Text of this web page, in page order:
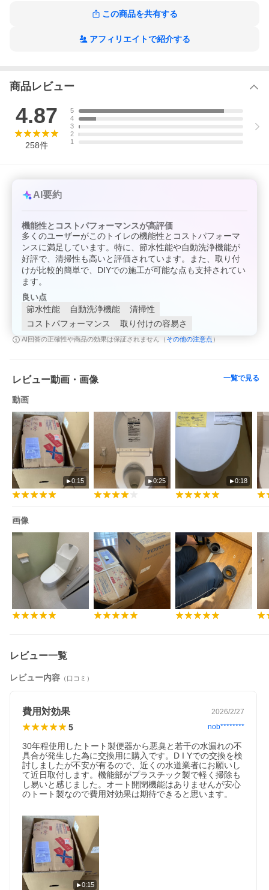
この商品を共有する
アフィリエイトで紹介する
商品レビュー
4.87
258件
5
4
3
2
1
AI要約
機能性とコストパフォーマンスが高評価
多くのユーザーがこのトイレの機能性とコストパフォーマ
ンスに満足しています。特に、節水性能や自動洗浄機能が
好評で、清掃性も高いと評価されています。また、取り付
けが比較的簡単で、DIYでの施工が可能な点も支持されてい
ます。
良い点
節水性能
自動洗浄機能
清掃性
コストパフォーマンス
取り付けの容易さ
AI回答の正確性や商品の効果は保証されません（ その他の注意点 ）
レビュー動画・画像 一覧で見る
動画
0:15 0:25 0:18
画像
レビュー一覧
レビュー内容 （口コミ）
費用対効果 2026/2/27
5 nob********
30年程使用したトート製便器から悪臭と若干の水漏れの不
具合が発生した為に交換用に購入です。D I Yでの交換を検
討しましたが不安が有るので、近くの水道業者にお願いし
て近日取付します。機能部がプラスチック製で軽く掃除も
し易いと感じました。オート開閉機能はありませんが安心
のトート製なので費用対効果は期待できると思います。
0:15